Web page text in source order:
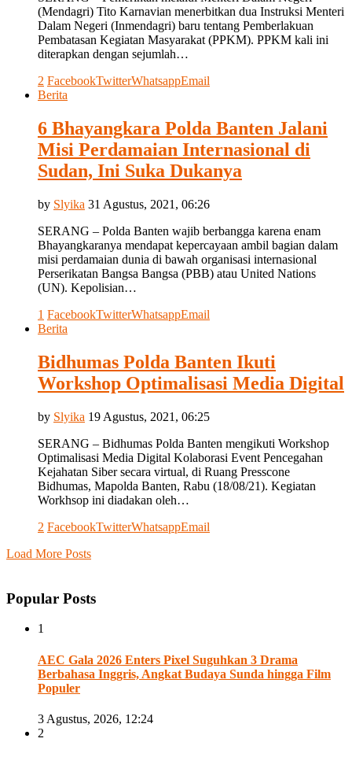
(Mendagri) Tito Karnavian menerbitkan dua Instruksi Menteri
Dalam Negeri (Inmendagri) baru tentang Pemberlakuan
Pembatasan Kegiatan Masyarakat (PPKM). PPKM kali ini
diterapkan dengan sejumlah…
2 FacebookTwitterWhatsappEmail
Berita
6 Bhayangkara Polda Banten Jalani
Misi Perdamaian Internasional di
Sudan, Ini Suka Dukanya
by Slyika 31 Agustus, 2021, 06:26
SERANG – Polda Banten wajib berbangga karena enam
Bhayangkaranya mendapat kepercayaan ambil bagian dalam
misi perdamaian dunia di bawah organisasi internasional
Perserikatan Bangsa Bangsa (PBB) atau United Nations
(UN). Kepolisian…
1 FacebookTwitterWhatsappEmail
Berita
Bidhumas Polda Banten Ikuti
Workshop Optimalisasi Media Digital
by Slyika 19 Agustus, 2021, 06:25
SERANG – Bidhumas Polda Banten mengikuti Workshop
Optimalisasi Media Digital Kolaborasi Event Pencegahan
Kejahatan Siber secara virtual, di Ruang Presscone
Bidhumas, Mapolda Banten, Rabu (18/08/21). Kegiatan
Workhsop ini diadakan oleh…
2 FacebookTwitterWhatsappEmail
Load More Posts
Popular Posts
1
AEC Gala 2026 Enters Pixel Suguhkan 3 Drama
Berbahasa Inggris, Angkat Budaya Sunda hingga Film
Populer
3 Agustus, 2026, 12:24
2